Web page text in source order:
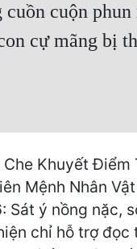
cuộn phun
cự mãng bị
Che Khuyết Điểm
Mệnh Nhân
Sát ý nồng nặc,
chỉ hỗ trợ đọc